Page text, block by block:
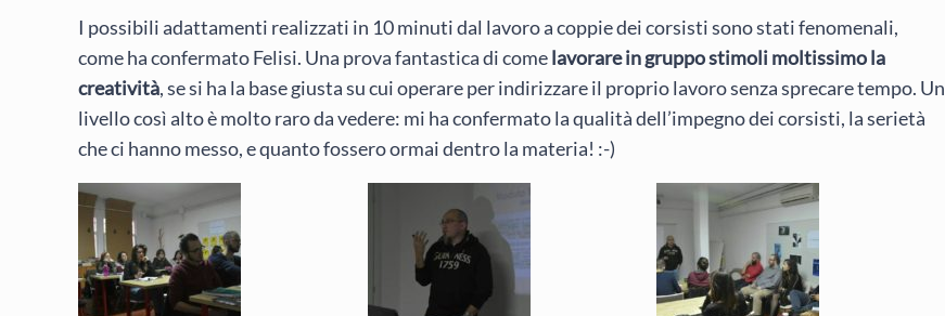
I possibili adattamenti realizzati in 10 minuti dal lavoro a coppie dei corsisti sono stati fenomenali,
come ha confermato Felisi. Una prova fantastica di comelavorare in gruppo stimoli moltissimo la
creatività, se si ha la base giusta su cui operare per indirizzare il proprio lavoro senza sprecare tempo. Un
livello così alto è molto raro da vedere: mi ha confermato la qualità dell’impegno dei corsisti, la serietà
che ci hanno messo, e quanto fossero ormai dentro la materia! :-)